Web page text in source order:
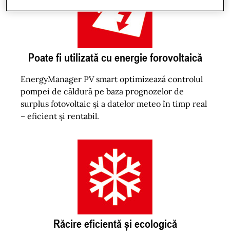
Poate fi utilizată cu energie forovoltaică
EnergyManager PV smart optimizează controlul
pompei de căldură pe baza prognozelor de
surplus fotovoltaic și a datelor meteo în timp real
– eficient și rentabil.
Răcire eficientă și ecologică